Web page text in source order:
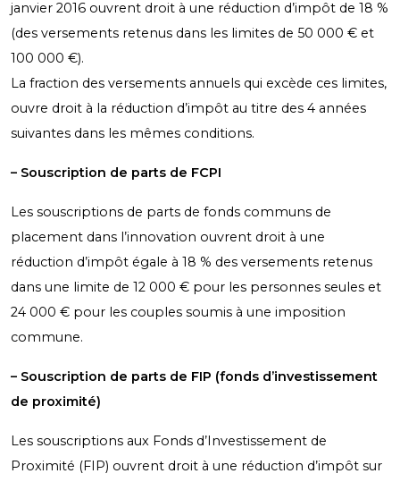
janvier 2016 ouvrent droit à une réduction d’impôt de 18 %
(des versements retenus dans les limites de 50 000 € et
100 000 €).
La fraction des versements annuels qui excède ces limites,
ouvre droit à la réduction d’impôt au titre des 4 années
suivantes dans les mêmes conditions.
– Souscription de parts de FCPI
Les souscriptions de parts de fonds communs de
placement dans l’innovation ouvrent droit à une
réduction d’impôt égale à 18 % des versements retenus
dans une limite de 12 000 € pour les personnes seules et
24 000 € pour les couples soumis à une imposition
commune.
– Souscription de parts de FIP (fonds d’investissement
de proximité)
Les souscriptions aux Fonds d’Investissement de
Proximité (FIP) ouvrent droit à une réduction d’impôt sur